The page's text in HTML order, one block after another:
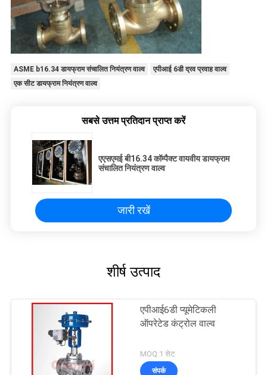
ASME b16.34 डायफ्राम संचालित नियंत्रण वाल्व
एपीआई 6डी द्रव प्रवाह वाल्व
एक सीट डायफ्राम नियंत्रण वाल्व
सबसे उत्तम प्रतिदान प्राप्त करें
एएसएमई बी16.34 कॉम्पैक्ट वायवीय डायफ्राम
संचालित नियंत्रण वाल्व
जारी रखें
शीर्ष उत्पाद
एपीआई6डी प्यूमेटिकली
ऑपरेटेड कंट्रोल वाल्व
MOQ:1 सेट
संपर्क